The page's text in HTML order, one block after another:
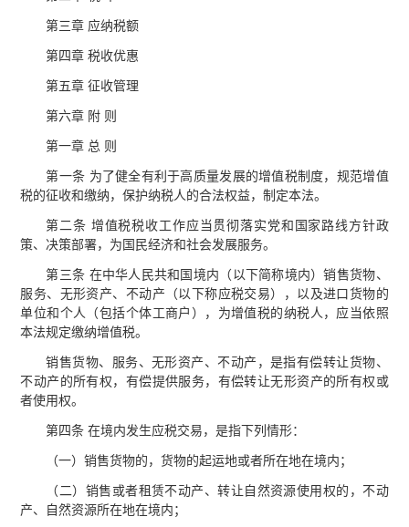
第三章 应纳税额
第四章 税收优惠
第五章 征收管理
第六章 附 则
第一章 总 则
第一条 为了健全有利于高质量发展的增值税制度，规范增值
税的征收和缴纳，保护纳税人的合法权益，制定本法。
第二条 增值税税收工作应当贯彻落实党和国家路线方针政
策、决策部署，为国民经济和社会发展服务。
第三条 在中华人民共和国境内（以下简称境内）销售货物、
服务、无形资产、不动产（以下称应税交易），以及进口货物的
单位和个人（包括个体工商户），为增值税的纳税人，应当依照
本法规定缴纳增值税。
销售货物、服务、无形资产、不动产，是指有偿转让货物、
不动产的所有权，有偿提供服务，有偿转让无形资产的所有权或
者使用权。
第四条 在境内发生应税交易，是指下列情形：
（一）销售货物的，货物的起运地或者所在地在境内；
（二）销售或者租赁不动产、转让自然资源使用权的，不动
产、自然资源所在地在境内；